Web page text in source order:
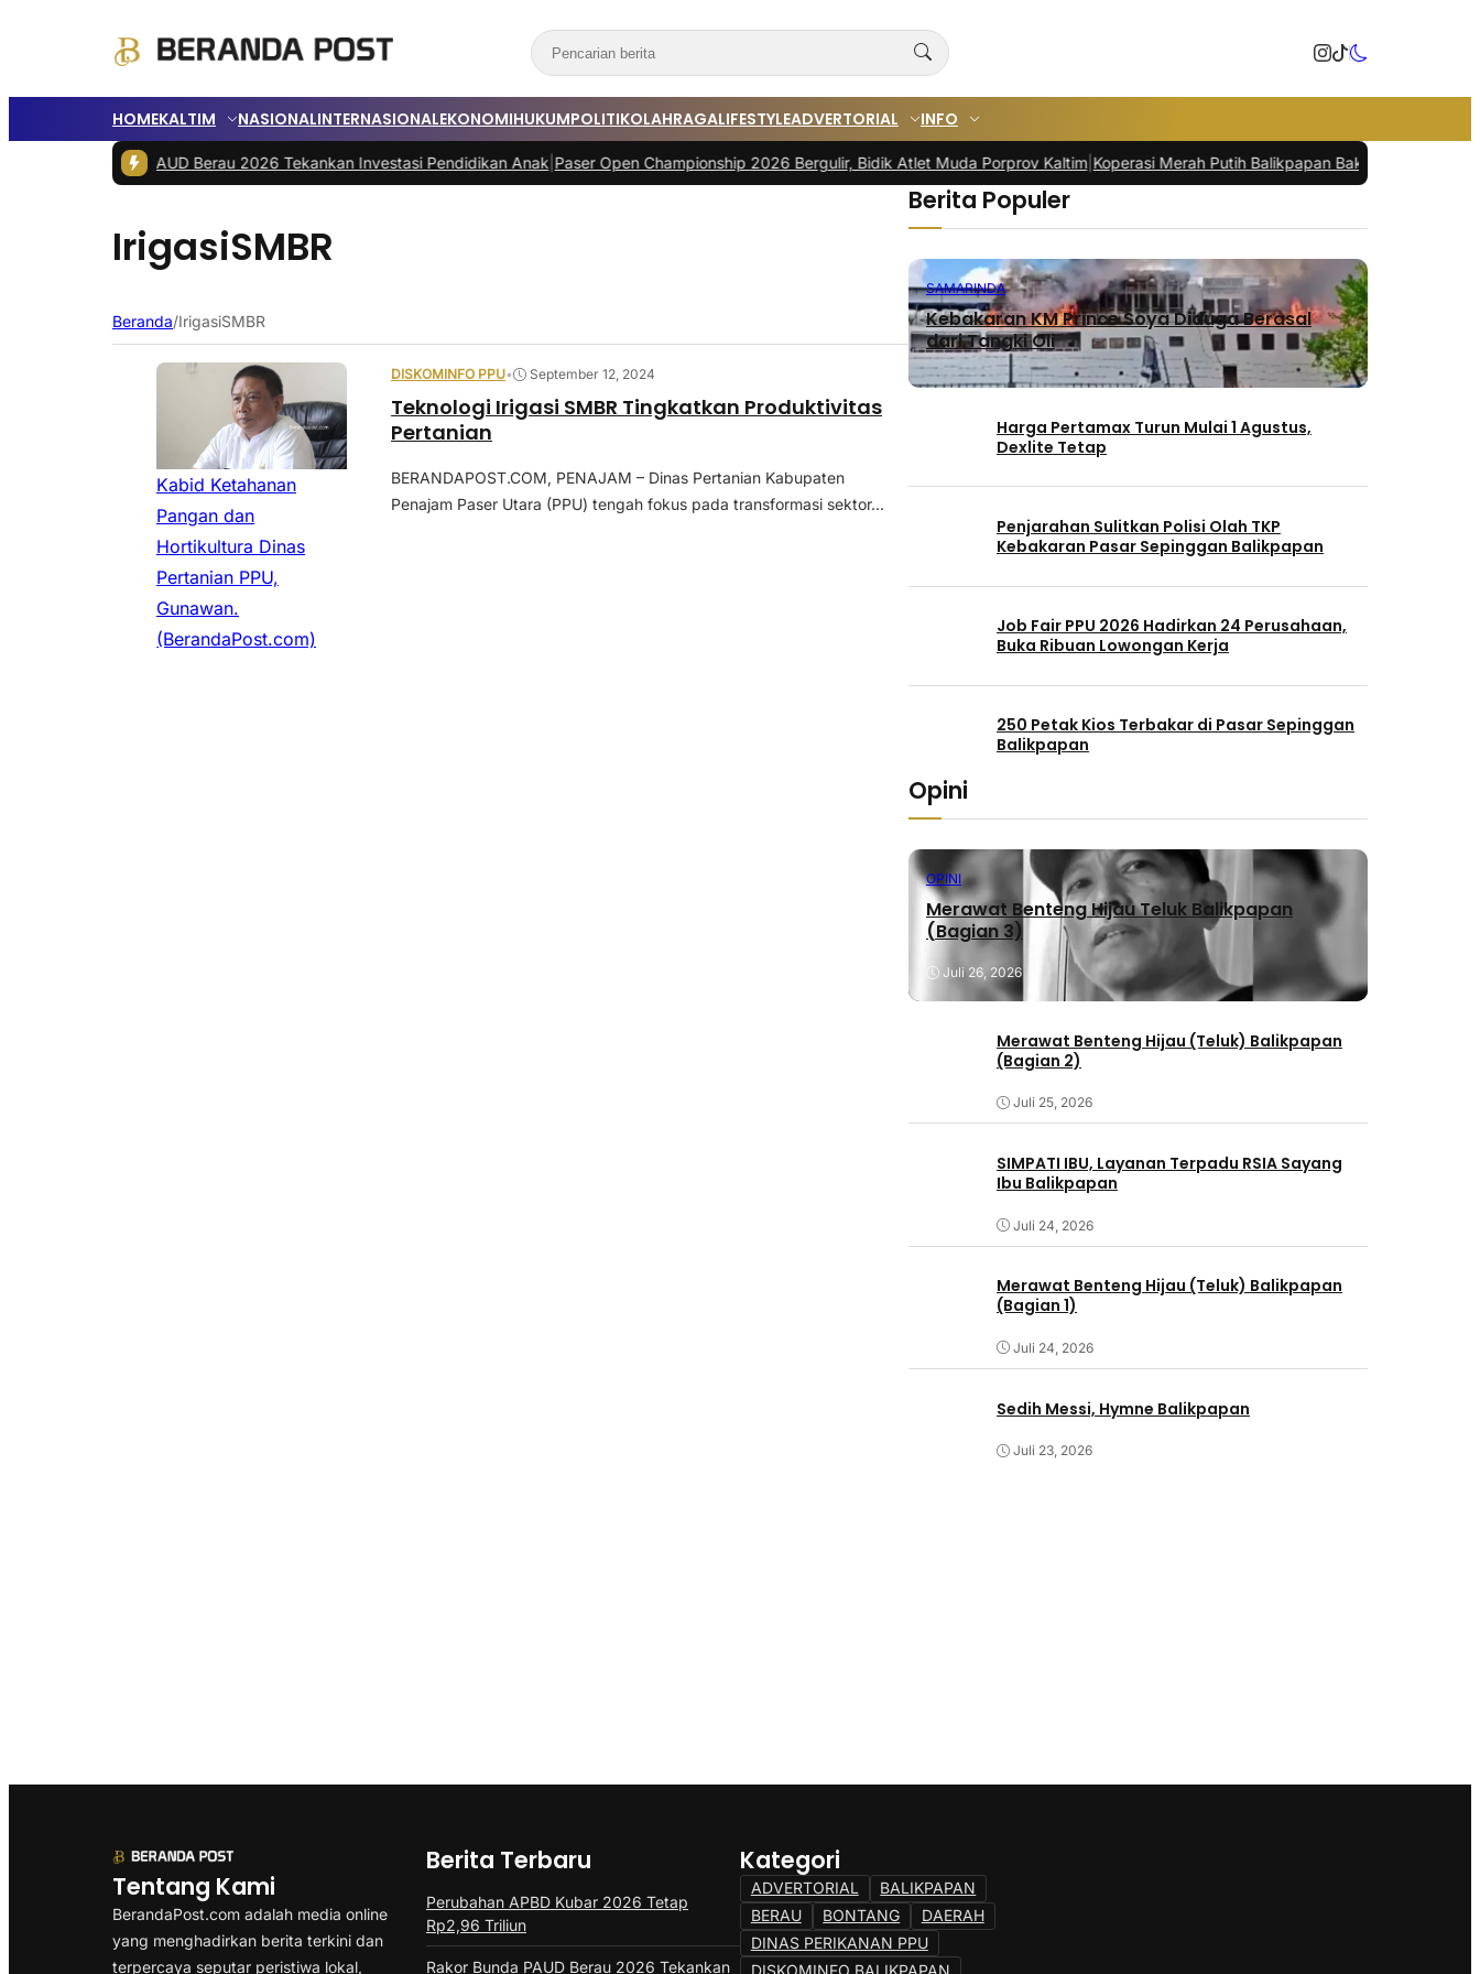
HOMEKALTIM NASIONALINTERNASIONALEKONOMIHUKUMPOLITIKOLAHRAGALIFESTYLEADVERTORIAL INFO
Bunda PAUD Berau 2026 Tekankan Investasi Pendidikan Anak|Paser Open Championship 2026 Bergulir, Bidik Atlet Muda Porprov Kaltim|Koperasi Merah Putih Balikpapan Bakal Gunakan Lahan
IrigasiSMBR
Beranda/IrigasiSMBR
Kabid Ketahanan
Pangan dan
Hortikultura Dinas
Pertanian PPU,
Gunawan.
(BerandaPost.com)
DISKOMINFO PPU• September 12, 2024
Teknologi Irigasi SMBR Tingkatkan Produktivitas
Pertanian
BERANDAPOST.COM, PENAJAM – Dinas Pertanian Kabupaten
Penajam Paser Utara (PPU) tengah fokus pada transformasi sektor...
Berita Populer
SAMARINDA
Kebakaran KM Prince Soya Diduga Berasal
dari Tangki Oli
Harga Pertamax Turun Mulai 1 Agustus,
Dexlite Tetap
Penjarahan Sulitkan Polisi Olah TKP
Kebakaran Pasar Sepinggan Balikpapan
Job Fair PPU 2026 Hadirkan 24 Perusahaan,
Buka Ribuan Lowongan Kerja
250 Petak Kios Terbakar di Pasar Sepinggan
Balikpapan
Opini
OPINI
Merawat Benteng Hijau Teluk Balikpapan
(Bagian 3)
Juli 26, 2026
Merawat Benteng Hijau (Teluk) Balikpapan
(Bagian 2)
Juli 25, 2026
SIMPATI IBU, Layanan Terpadu RSIA Sayang
Ibu Balikpapan
Juli 24, 2026
Merawat Benteng Hijau (Teluk) Balikpapan
(Bagian 1)
Juli 24, 2026
Sedih Messi, Hymne Balikpapan
Juli 23, 2026
Tentang Kami
BerandaPost.com adalah media online
yang menghadirkan berita terkini dan
terpercaya seputar peristiwa lokal,
Berita Terbaru
Perubahan APBD Kubar 2026 Tetap
Rp2,96 Triliun
Rakor Bunda PAUD Berau 2026 Tekankan
Kategori
ADVERTORIAL
BALIKPAPAN
BERAU
BONTANG
DAERAH
DINAS PERIKANAN PPU
DISKOMINFO BALIKPAPAN